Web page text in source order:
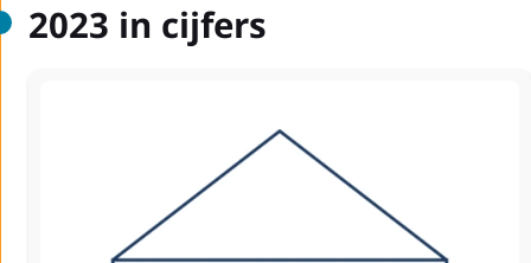
2023 in cijfers